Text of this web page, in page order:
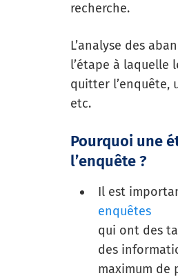
recherche.
L’analyse des
l’étape à laquelle
quitter l’enquête,
etc.
Pourquoi une
l’enquête ?
Il est
enquêtes
qui ont des
des
maximum de